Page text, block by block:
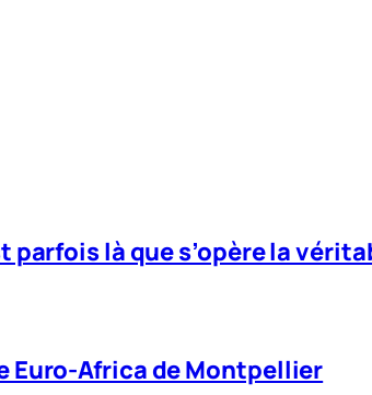
parfois là que s’opère la
Euro-Africa de Montpellier